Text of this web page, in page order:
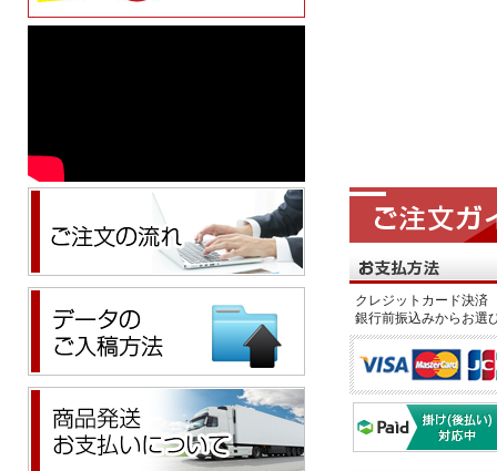
クレジットカード決
銀行前振込みからお選